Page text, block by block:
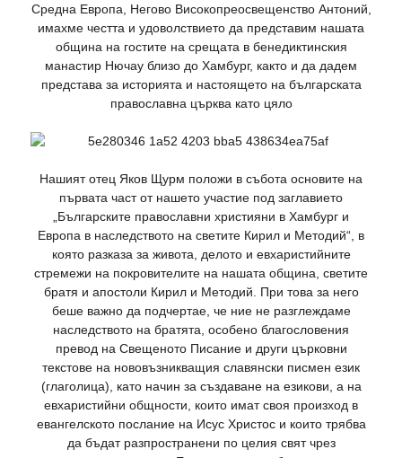
Средна Европа, Негово Високопреосвещенство Антоний,
имахме честта и удоволствието да представим нашата
община на гостите на срещата в бенедиктинския
манастир Нючау близо до Хамбург, както и да дадем
представа за историята и настоящето на българската
православна църква като цяло
Нашият отец Яков Щурм положи в събота основите на
първата част от нашето участие под заглавието
„Българските православни християни в Хамбург и
Европа в наследството на светите Кирил и Методий“, в
която разказа за живота, делото и евхаристийните
стремежи на покровителите на нашата община, светите
братя и апостоли Кирил и Методий. При това за него
беше важно да подчертае, че ние не разглеждаме
наследството на братята, особено благословения
превод на Свещеното Писание и други църковни
текстове на нововъзникващия славянски писмен език
(глаголица), като начин за създаване на езикови, а на
евхаристийни общности, които имат своя произход в
евангелското послание на Исус Христос и които трябва
да бъдат разпространени по целия свят чрез